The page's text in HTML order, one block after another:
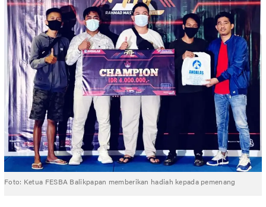
Foto: Ketua FESBA Balikpapan memberikan hadiah kepada pemenang